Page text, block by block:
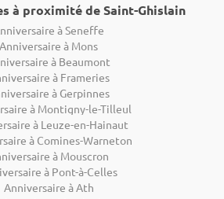
à proximité de Saint-Ghislain
à Seneffe
Anniversaire à Mons
à Beaumont
à Frameries
à Gerpinnes
à Montigny-le-Tilleul
à Leuze-en-Hainaut
à Comines-Warneton
à Mouscron
à Pont-à-Celles
Anniversaire à Ath